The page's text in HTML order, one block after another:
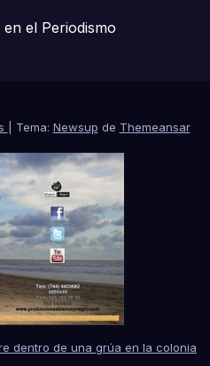
el Periodismo
Tema: Newsup de Themeansar
dentro de una grúa en la colonia